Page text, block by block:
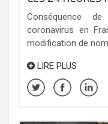
Conséquence
coronavirus en
modification de
LIRE PLUS